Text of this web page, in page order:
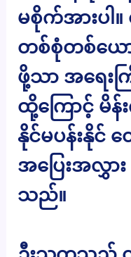
မစိုက်အားပါ
တစ်စုံတစ်ယေ
ဖို့သာ အရေး
ထို့ကြောင့် မိ
နိုင်မပန်းနိုင်
အပြေးအလွှား
သည်။